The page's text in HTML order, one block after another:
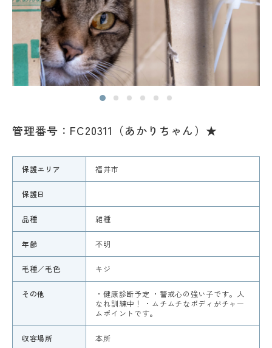
管理番号：FC20311（あかりちゃん）★
保護エリア 福井市
保護日
品種 雑種
年齢 不明
毛種／毛色 キジ
その他
・健康診断予定 ・警戒心の強い子です。人
なれ訓練中！ ・ムチムチなボディがチャー
ムポイントです。
収容場所 本所